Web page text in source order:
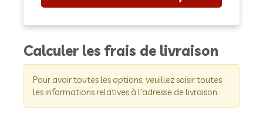
Calculer les frais de livraison
Pour avoir toutes les options, veuillez saisir toutes
les informations relatives à l'adresse de livraison.